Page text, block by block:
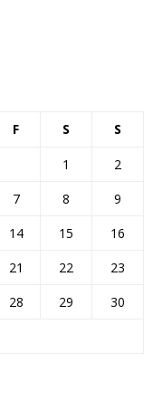
F S S
1
2
7 8
9
14 15
16
21 22
23
28 29
30